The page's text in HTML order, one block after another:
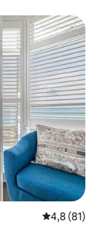
4,8 (81)